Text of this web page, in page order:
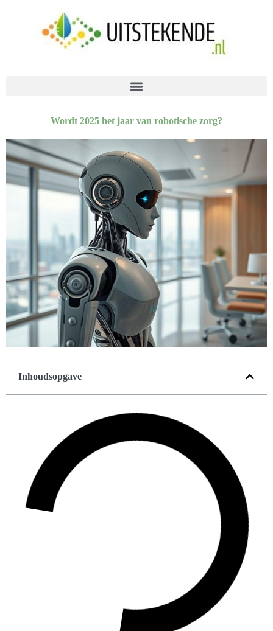
Wordt 2025 het jaar van robotische zorg?
Inhoudsopgave